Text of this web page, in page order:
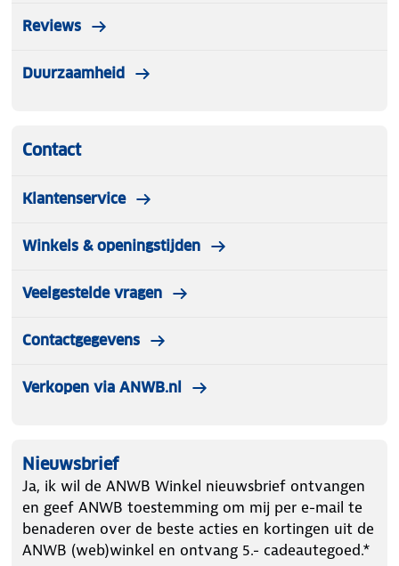
Reviews
Duurzaamheid
Contact
Klantenservice
Winkels & openingstijden
Veelgestelde vragen
Contactgegevens
Verkopen via ANWB.nl
Nieuwsbrief
Ja, ik wil de ANWB Winkel nieuwsbrief ontvangen
en geef ANWB toestemming om mij per e-mail te
benaderen over de beste acties en kortingen uit de
ANWB (web)winkel en ontvang 5.- cadeautegoed.*